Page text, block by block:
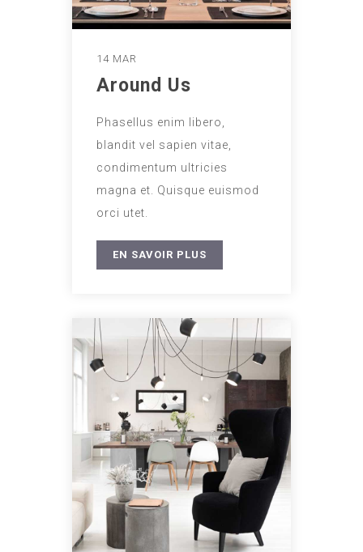
14 MAR
Around Us
Phasellus enim libero,
blandit vel sapien vitae,
condimentum ultricies
magna et. Quisque euismod
orci utet.
EN SAVOIR PLUS